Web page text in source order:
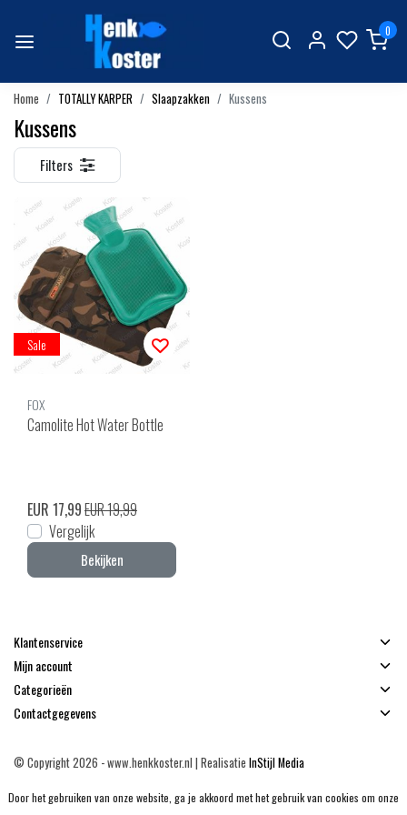
0
Home TOTALLY KARPER Slaapzakken Kussens
Kussens
Filters
Sale
FOX
Camolite Hot Water Bottle
EUR 17,99EUR 19,99
Vergelijk
Bekijken
Klantenservice
Mijn account
Categorieën
Contactgegevens
© Copyright 2026 - www.henkkoster.nl | Realisatie InStijl Media
Door het gebruiken van onze website, ga je akkoord met het gebruik van cookies om onze